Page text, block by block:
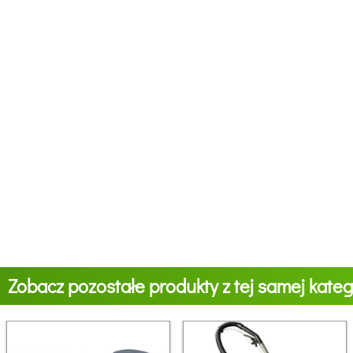
Zobacz pozostałe produkty z tej samej